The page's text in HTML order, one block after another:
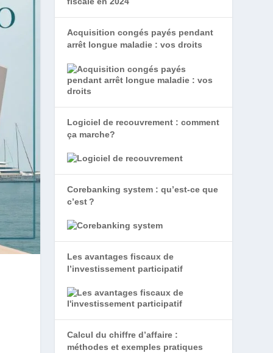
Acquisition congés payés pendant
arrêt longue maladie : vos droits
Logiciel de recouvrement : comment
ça marche?
Corebanking system : qu’est-ce que
c’est ?
Les avantages fiscaux de
l’investissement participatif
Calcul du chiffre d’affaire :
méthodes et exemples pratiques